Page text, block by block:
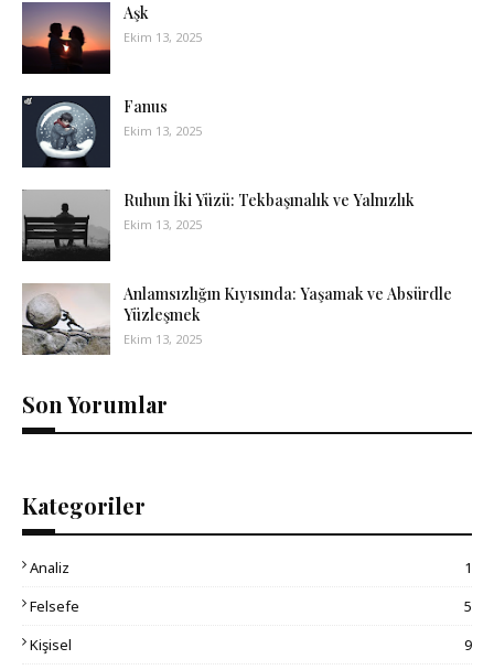
Aşk
Ekim 13, 2025
Fanus
Ekim 13, 2025
Ruhun İki Yüzü: Tekbaşınalık ve Yalnızlık
Ekim 13, 2025
Anlamsızlığın Kıyısında: Yaşamak ve Absürdle
Yüzleşmek
Ekim 13, 2025
Son Yorumlar
Kategoriler
Analiz
1
Felsefe
5
Kişisel
9